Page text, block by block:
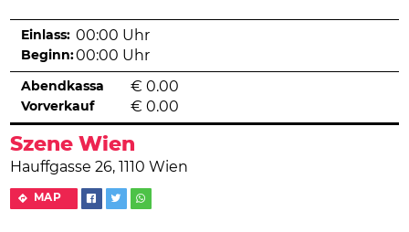
Szene Wien
Hauffgasse 26, 1110 Wien
MAP
Einlass: 00:00 Uhr
Beginn:00:00 Uhr
Abendkassa € 0.00
Vorverkauf € 0.00